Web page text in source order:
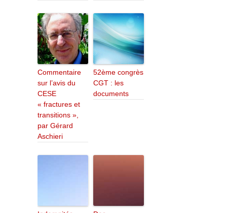
Commentaire
sur l’avis du
CESE
« fractures et
transitions »,
par Gérard
Aschieri
52ème congrès
CGT : les
documents